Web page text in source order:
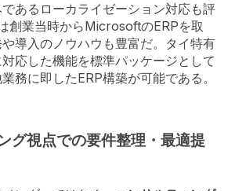
あるローカライゼーション対応も評
創業当時からMicrosoftのERPを取
導入のノウハウも豊富だ。タイ特有
応した機能を標準パッケージとして
務に即したERP構築が可能である。
グ視点での要件整理・最適提